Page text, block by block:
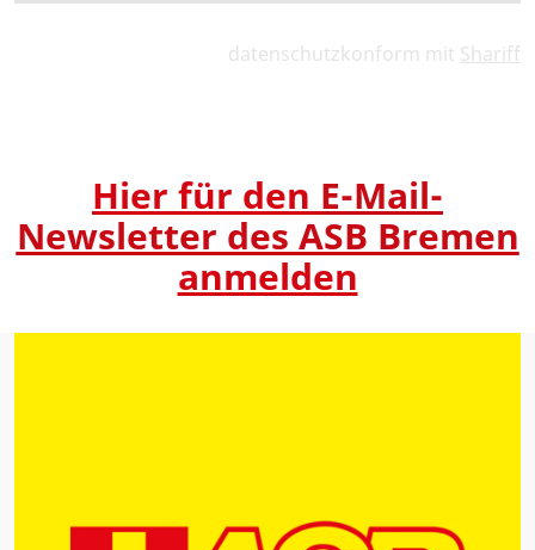
datenschutzkonform mit Shariff
Hier für den E-Mail-
Newsletter des ASB Bremen
anmelden